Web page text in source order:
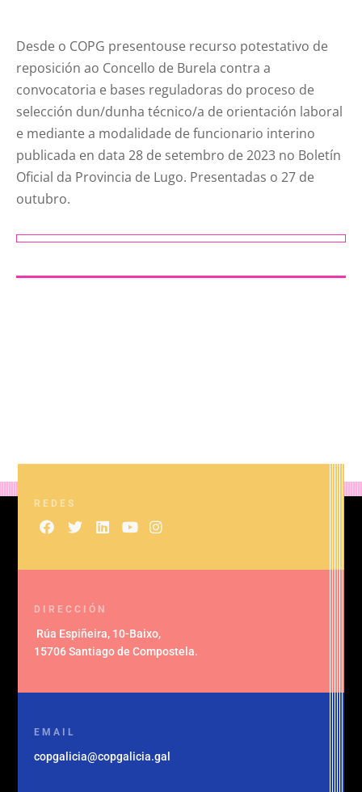
Desde o COPG presentouse recurso potestativo de
reposición ao Concello de Burela contra a
convocatoria e bases reguladoras do proceso de
selección dun/dunha técnico/a de orientación laboral
e mediante a modalidade de funcionario interino
publicada en data 28 de setembro de 2023 no Boletín
Oficial da Provincia de Lugo. Presentadas o 27 de
outubro.
REDES
DIRECCIÓN
Rúa Espiñeira, 10-Baixo,
15706 Santiago de Compostela.
EMAIL
copgalicia@copgalicia.gal